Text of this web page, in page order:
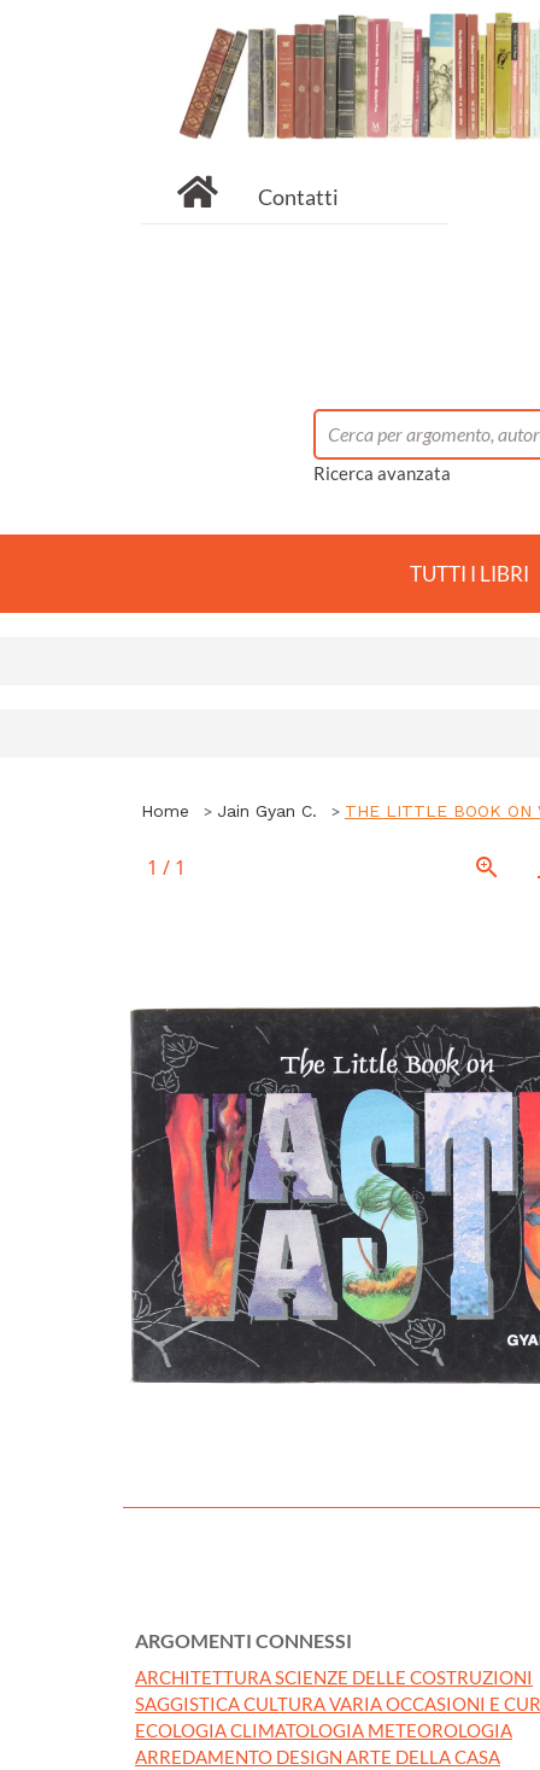
Contatti
Ricerca avanzata
TUTTI I LIBRI
Home Jain Gyan C. THE LITTLE BOOK ON
1 / 1
ARGOMENTI CONNESSI
ARCHITETTURA SCIENZE DELLE COSTRUZIONI
SAGGISTICA CULTURA VARIA OCCASIONI E
ECOLOGIA CLIMATOLOGIA METEOROLOGIA
ARREDAMENTO DESIGN ARTE DELLA CASA